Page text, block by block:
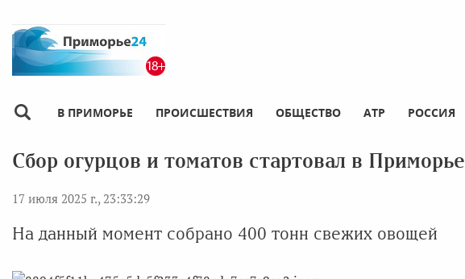
В ПРИМОРЬЕ ПРОИСШЕСТВИЯ ОБЩЕСТВО АТР РОССИЯ
Сбор огурцов и томатов стартовал в Приморье
17 июля 2025 г., 23:33:29
На данный момент собрано 400 тонн свежих овощей